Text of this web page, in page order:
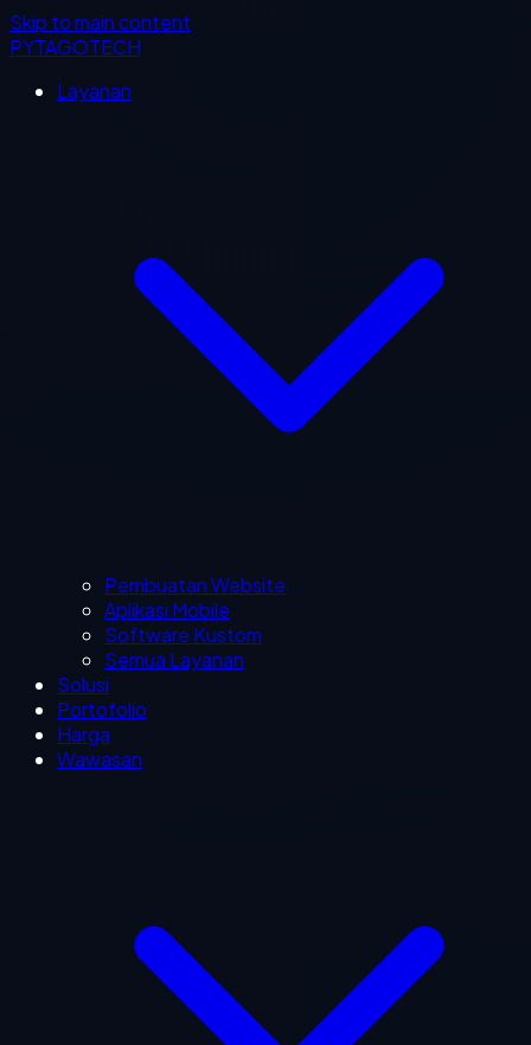
Skip to main content
PYTAGOTECH
Layanan
Pembuatan Website
Aplikasi Mobile
Software Kustom
Semua Layanan
Solusi
Portofolio
Harga
Wawasan